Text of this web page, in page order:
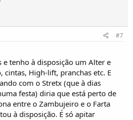
#7
e tenho à disposição um Alter e
cintas, High-lift, pranchas etc. E
com o Stretx (que à dias
festa) diria que está perto de
entre o Zambujeiro e o Farta
à disposição. É só apitar